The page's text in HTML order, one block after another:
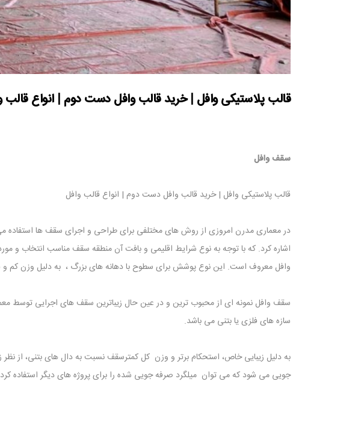
قالب پلاستیکی وافل | خرید قالب وافل دست دوم | انواع قالب
سقف وافل
قالب پلاستیکی وافل | خرید قالب وافل دست دوم | انواع قالب وافل
در معماری مدرن امروزی از روش های مختلفی برای طراحی و اجرای سقف ها
اشاره کرد. که با توجه به نوع شرایط اقلیمی و بافت آن منطقه سقف مناسب انتخاب
وافل معروف است. این نوع پوشش برای سطوح با دهانه های بزرگ ، به دلیل وزن کم
سقف وافل نمونه ای از محبوب ترین و در عین حال زیباترین سقف های اجرایی توسط
سازه های فلزی یا بتنی می باشد.
به دلیل زیبایی خاص، استحکام برتر و وزن کل کمترسقف نسبت به دال های بتنی، از نظر
جویی می شود که می توان میلگرد صرفه جویی شده را برای پروژه های دیگر استفاده